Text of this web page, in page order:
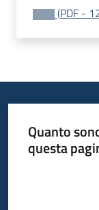
(PDF -
Quanto
questa